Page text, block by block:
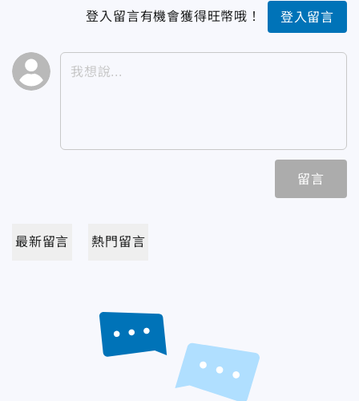
登入留言有機會獲得旺幣哦！ 登入留言
留言
最新留言 熱門留言